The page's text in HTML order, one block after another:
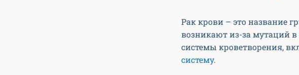
Рак крови – это название
возникают из-за мутаций в
системы кроветворения,
систему.